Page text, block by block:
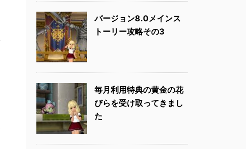
バージョン8.0メインス
トーリー攻略その3
毎月利用特典の黄金の花
びらを受け取ってきまし
た